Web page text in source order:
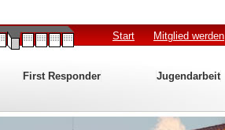
Start Mitglied werden
Jugendarbeit
First Responder